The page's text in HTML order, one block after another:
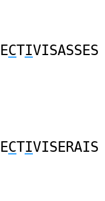
ECTIVISASSES
ECTIVISERAIS